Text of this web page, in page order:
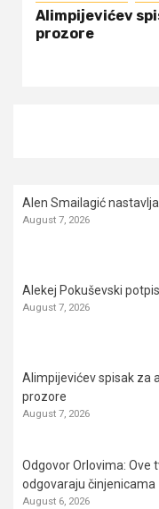
Alimpijevićev
prozore
Alen Smailagić
August 7, 2026
Alekej Pokuševski
August 7, 2026
Alimpijevićev spisak za
prozore
August 7, 2026
Odgovor Orlovima: ​Ove
odgovaraju činjenicama
August 6, 2026